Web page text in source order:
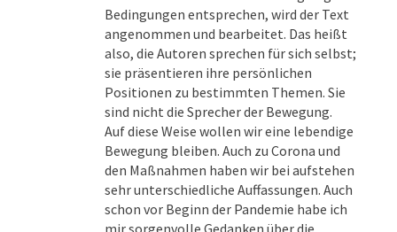
Bedingungen entsprechen, wird der Text
angenommen und bearbeitet. Das heißt
also, die Autoren sprechen für sich selbst;
sie präsentieren ihre persönlichen
Positionen zu bestimmten Themen. Sie
sind nicht die Sprecher der Bewegung.
Auf diese Weise wollen wir eine lebendige
Bewegung bleiben. Auch zu Corona und
den Maßnahmen haben wir bei aufstehen
sehr unterschiedliche Auffassungen. Auch
schon vor Beginn der Pandemie habe ich